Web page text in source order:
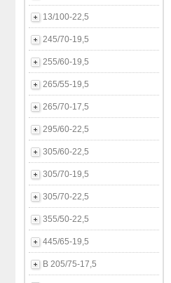
13/100-22,5
245/70-19,5
255/60-19,5
265/55-19,5
265/70-17,5
295/60-22,5
305/60-22,5
305/70-19,5
305/70-22,5
355/50-22,5
445/65-19,5
B 205/75-17,5